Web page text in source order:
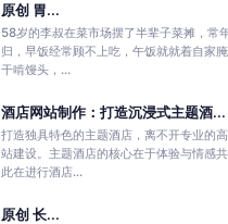
原创 胃...
58岁的李叔在菜市场摆了半辈子菜摊，常
归，早饭经常顾不上吃，午饭就就着自家
干啃馒头，...
酒店网站制作：打造沉浸式主题酒...
打造独具特色的主题酒店，离不开专业的
站建设。主题酒店的核心在于体验与情感
此在进行酒店...
原创 长...